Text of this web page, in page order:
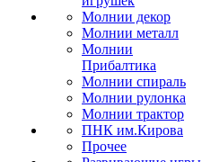
Молнии декор
Молнии металл
Молнии
Прибалтика
Молнии спираль
Молнии рулонка
Молнии трактор
ПНК им.Кирова
Прочее